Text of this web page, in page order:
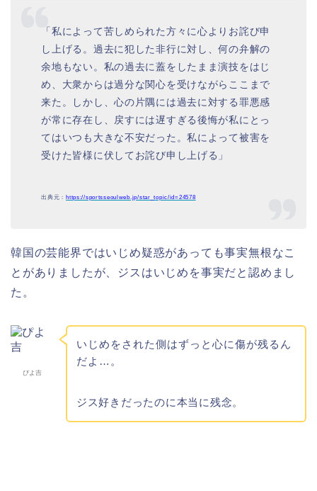
「私によって苦しめられた方々に心よりお詫び申
し上げる。過去に犯した非行に対し、何の弁解の
余地もない。私の過去に蓋をしたまま演技をはじ
め、大衆からは過分な関心を受けながらここまで
来た。しかし、心の片隅には過去に対する罪悪感
が常に存在し、戻すには遅すぎる後悔が私にとっ
てはいつも大きな不安だった。私によって被害を
受けた皆様に伏してお詫び申し上げる」
出典元： https://sportsseoulweb.jp/star_topic/id=24578
韓国の芸能界ではいじめ疑惑があっても事実無根なこ
とがありましたが、ジスはいじめを事実だと認めまし
た。
ぴよ吉
いじめをされた側はずっと心に傷が残るん
だよ…。
ジス好きだったのに本当に残念。